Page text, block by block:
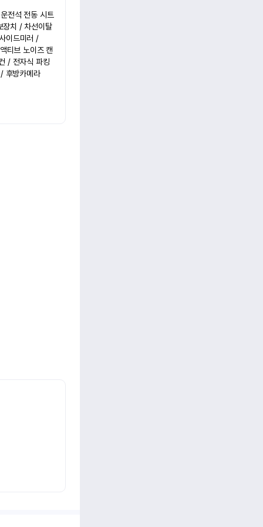
전석 전동 시트
장치 / 차선이탈
이드미러 /
티브 노이즈 캔
/ 전자식 파킹
후방카메라